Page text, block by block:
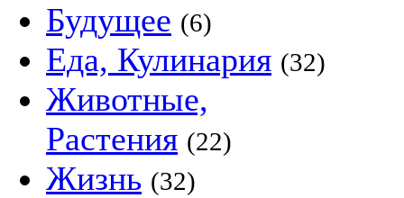
Будущее (6)
Еда, Кулинария (32)
Животные,
Растения (22)
Жизнь (32)